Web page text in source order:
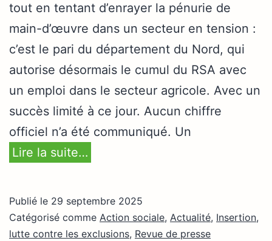
tout en tentant d’enrayer la pénurie de
main-d’œuvre dans un secteur en tension :
c’est le pari du département du Nord, qui
autorise désormais le cumul du RSA avec
un emploi dans le secteur agricole. Avec un
succès limité à ce jour. Aucun chiffre
officiel n’a été communiqué. Un
Lire la suite…
Publié le 29 septembre 2025
Catégorisé comme Action sociale, Actualité, Insertion,
lutte contre les exclusions, Revue de presse